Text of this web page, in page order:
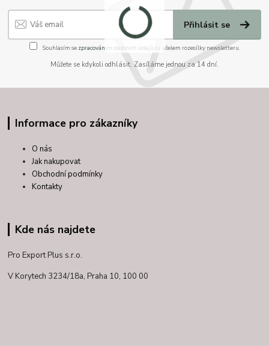
Přihlásit se
Souhlasím se zpracováním osobních údajůza účelem rozesílky newsletteru.
Můžete se kdykoli odhlásit. Zasíláme jednou za 14 dní.
Informace pro zákazníky
O nás
Jak nakupovat
Obchodní podmínky
Kontakty
Kde nás najdete
Pro Export Plus s.r.o.
V Korytech 3234/18a, Praha 10, 100 00